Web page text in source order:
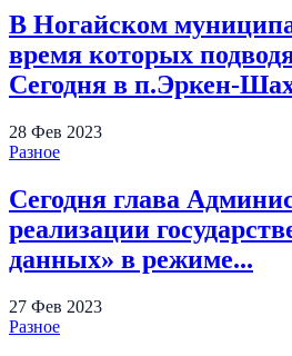
В Ногайском
время которых
Сегодня в п.Эркен-
28 Фев 2023
Разное
Сегодня глава
реализации
данных» в режиме...
27 Фев 2023
Разное